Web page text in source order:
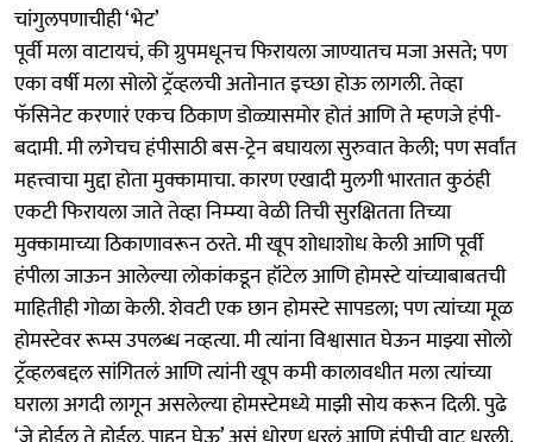
चांगुलपणाचीही ‘भेट’
पूर्वी मला वाटायचं, की ग्रुपमधूनच फिरायला जाण्यातच मजा असते; पण
एका वर्षी मला सोलो ट्रॅव्हलची अतोनात इच्छा होऊ लागली. तेव्हा
फॅसिनेट करणारं एकच ठिकाण डोळ्यासमोर होतं आणि ते म्हणजे हंपी-
बदामी. मी लगेचच हंपीसाठी बस-ट्रेन बघायला सुरुवात केली; पण सर्वांत
महत्त्वाचा मुद्दा होता मुक्कामाचा. कारण एखादी मुलगी भारतात कुठंही
एकटी फिरायला जाते तेव्हा निम्म्या वेळी तिची सुरक्षितता तिच्या
मुक्कामाच्या ठिकाणावरून ठरते. मी खूप शोधाशोध केली आणि पूर्वी
हंपीला जाऊन आलेल्या लोकांकडून हॉटेल आणि होमस्टे यांच्याबाबतची
माहितीही गोळा केली. शेवटी एक छान होमस्टे सापडला; पण त्यांच्या मूळ
होमस्टेवर रूम्स उपलब्ध नव्हत्या. मी त्यांना विश्वासात घेऊन माझ्या सोलो
ट्रॅव्हलबद्दल सांगितलं आणि त्यांनी खूप कमी कालावधीत मला त्यांच्या
घराला अगदी लागून असलेल्या होमस्टेमध्ये माझी सोय करून दिली. पुढे